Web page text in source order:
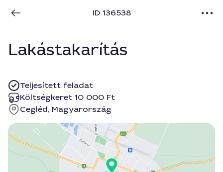
ID 136538
Lakástakarítás
Teljesített feladat
Költségkeret 10 000 Ft
Cegléd, Magyarország